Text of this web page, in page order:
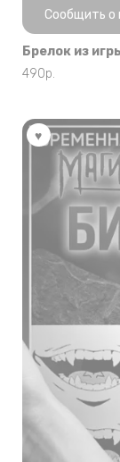
Нет в наличии
Сообщить о
Брелок из
490р.